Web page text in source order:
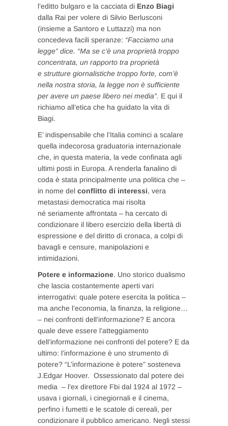
l’editto bulgaro e la cacciata di Enzo Biagi
dalla Rai per volere di Silvio Berlusconi
(insieme a Santoro e Luttazzi) ma non
concedeva facili speranze: “Facciamo una
legge” dice. “Ma se c’è una proprietà troppo
concentrata, un rapporto tra proprietà
e strutture giornalistiche troppo forte, com’è
nella nostra storia, la legge non è sufficiente
per avere un paese libero nei media”. E qui il
richiamo all’etica che ha guidato la vita di
Biagi.
E’ indispensabile che l’Italia cominci a scalare
quella indecorosa graduatoria internazionale
che, in questa materia, la vede confinata agli
ultimi posti in Europa. A renderla fanalino di
coda è stata principalmente una politica che –
in nome del conflitto di interessi, vera
metastasi democratica mai risolta
né seriamente affrontata – ha cercato di
condizionare il libero esercizio della libertà di
espressione e del diritto di cronaca, a colpi di
bavagli e censure, manipolazioni e
intimidazioni.
Potere e informazione. Uno storico dualismo
che lascia costantemente aperti vari
interrogativi: quale potere esercita la politica –
ma anche l’economia, la finanza, la religione…
– nei confronti dell’informazione? E ancora
quale deve essere l’atteggiamento
dell’informazione nei confronti del potere? E da
ultimo: l’informazione è uno strumento di
potere? “L’informazione è potere” sosteneva
J.Edgar Hoover. Ossessionato dal potere dei
media – l’ex direttore Fbi dal 1924 al 1972 –
usava i giornali, i cinegiornali e il cinema,
perfino i fumetti e le scatole di cereali, per
condizionare il pubblico americano. Negli stessi